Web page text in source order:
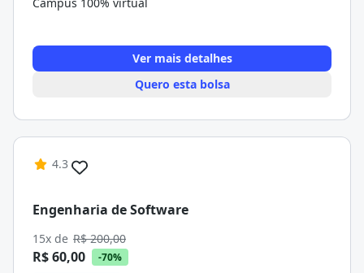
Ver mais detalhes
Quero esta bolsa
4.3
Engenharia de Software
15x de R$ 200,00
R$ 60,00 -70%